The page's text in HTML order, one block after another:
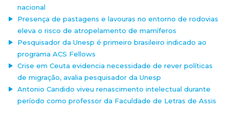
nacional
Presença de pastagens e lavouras no entorno de rodovias
eleva o risco de atropelamento de mamíferos
Pesquisador da Unesp é primeiro brasileiro indicado ao
programa ACS Fellows
Crise em Ceuta evidencia necessidade de rever políticas
de migração, avalia pesquisador da Unesp
Antonio Candido viveu renascimento intelectual durante
período como professor da Faculdade de Letras de Assis